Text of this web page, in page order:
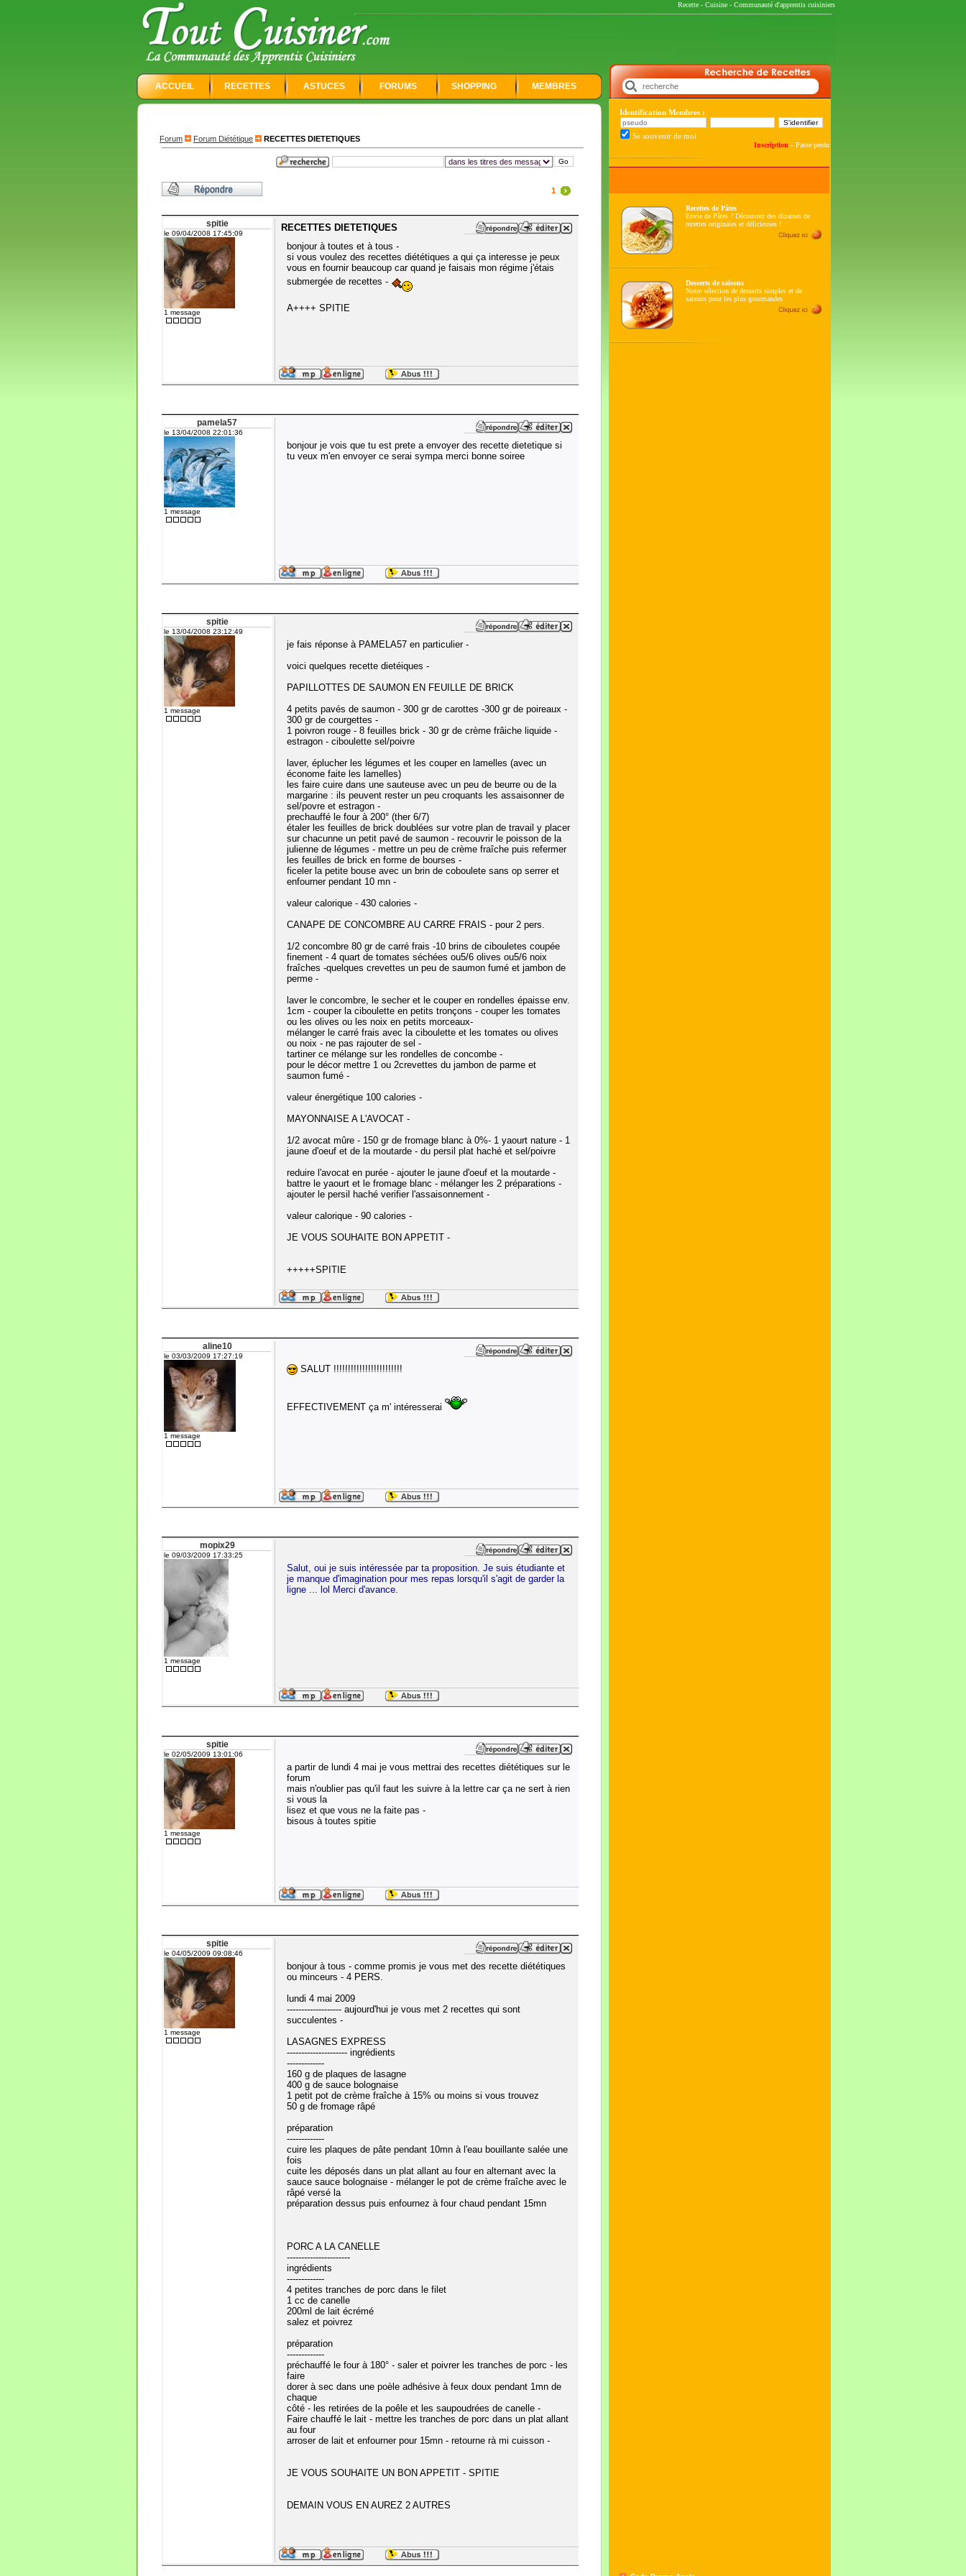
Recette - Cuisine - Communauté d'apprentis cuisiniers
ACCUEIL RECETTES ASTUCES FORUMS SHOPPING MEMBRES
Identification Membres :
Se souvenir de moi
Inscription - Passe perdu
Recettes de Pâtes
Envie de Pâtes ? Découvrez des dizaines de
recettes originales et délicieuses !
Desserts de saisons
Notre sélection de desserts simples et de
saisons pour les plus gourmandes
Forum Forum Diététique RECETTES DIETETIQUES
1
spitie
le 09/04/2008 17:45:09
1 message
RECETTES DIETETIQUES
bonjour à toutes et à tous -
si vous voulez des recettes diététiques a qui ça interesse je peux
vous en fournir beaucoup car quand je faisais mon régime j'étais
submergée de recettes -
A++++ SPITIE
pamela57
le 13/04/2008 22:01:36
1 message
bonjour je vois que tu est prete a envoyer des recette dietetique si
tu veux m'en envoyer ce serai sympa merci bonne soiree
spitie
le 13/04/2008 23:12:49
1 message
je fais réponse à PAMELA57 en particulier -
voici quelques recette dietéiques -
PAPILLOTTES DE SAUMON EN FEUILLE DE BRICK
4 petits pavés de saumon - 300 gr de carottes -300 gr de poireaux -
300 gr de courgettes -
1 poivron rouge - 8 feuilles brick - 30 gr de crème frâiche liquide -
estragon - ciboulette sel/poivre
laver, éplucher les légumes et les couper en lamelles (avec un
économe faite les lamelles)
les faire cuire dans une sauteuse avec un peu de beurre ou de la
margarine : ils peuvent rester un peu croquants les assaisonner de
sel/povre et estragon -
prechauffé le four à 200° (ther 6/7)
étaler les feuilles de brick doublées sur votre plan de travail y placer
sur chacunne un petit pavé de saumon - recouvrir le poisson de la
julienne de légumes - mettre un peu de crème fraîche puis refermer
les feuilles de brick en forme de bourses -
ficeler la petite bouse avec un brin de coboulete sans op serrer et
enfourner pendant 10 mn -
valeur calorique - 430 calories -
CANAPE DE CONCOMBRE AU CARRE FRAIS - pour 2 pers.
1/2 concombre 80 gr de carré frais -10 brins de cibouletes coupée
finement - 4 quart de tomates séchées ou5/6 olives ou5/6 noix
fraîches -quelques crevettes un peu de saumon fumé et jambon de
perme -
laver le concombre, le secher et le couper en rondelles épaisse env.
1cm - couper la ciboulette en petits tronçons - couper les tomates
ou les olives ou les noix en petits morceaux-
mélanger le carré frais avec la ciboulette et les tomates ou olives
ou noix - ne pas rajouter de sel -
tartiner ce mélange sur les rondelles de concombe -
pour le décor mettre 1 ou 2crevettes du jambon de parme et
saumon fumé -
valeur énergétique 100 calories -
MAYONNAISE A L'AVOCAT -
1/2 avocat mûre - 150 gr de fromage blanc à 0%- 1 yaourt nature - 1
jaune d'oeuf et de la moutarde - du persil plat haché et sel/poivre
reduire l'avocat en purée - ajouter le jaune d'oeuf et la moutarde -
battre le yaourt et le fromage blanc - mélanger les 2 préparations -
ajouter le persil haché verifier l'assaisonnement -
valeur calorique - 90 calories -
JE VOUS SOUHAITE BON APPETIT -
+++++SPITIE
aline10
le 03/03/2009 17:27:19
1 message
SALUT !!!!!!!!!!!!!!!!!!!!!!!!
EFFECTIVEMENT ça m' intéresserai
mopix29
le 09/03/2009 17:33:25
1 message
Salut, oui je suis intéressée par ta proposition. Je suis étudiante et
je manque d'imagination pour mes repas lorsqu'il s'agit de garder la
ligne ... lol Merci d'avance.
spitie
le 02/05/2009 13:01:06
1 message
a partir de lundi 4 mai je vous mettrai des recettes diététiques sur le
forum
mais n'oublier pas qu'il faut les suivre à la lettre car ça ne sert à rien
si vous la
lisez et que vous ne la faite pas -
bisous à toutes spitie
spitie
le 04/05/2009 09:08:46
1 message
bonjour à tous - comme promis je vous met des recette diététiques
ou minceurs - 4 PERS.
lundi 4 mai 2009
------------------- aujourd'hui je vous met 2 recettes qui sont
succulentes -
LASAGNES EXPRESS
--------------------- ingrédients
-------------
160 g de plaques de lasagne
400 g de sauce bolognaise
1 petit pot de crème fraîche à 15% ou moins si vous trouvez
50 g de fromage râpé
préparation
-------------
cuire les plaques de pâte pendant 10mn à l'eau bouillante salée une
fois
cuite les déposés dans un plat allant au four en alternant avec la
sauce sauce bolognaise - mélanger le pot de crème fraîche avec le
râpé versé la
préparation dessus puis enfournez à four chaud pendant 15mn
PORC A LA CANELLE
----------------------
ingrédients
-------------
4 petites tranches de porc dans le filet
1 cc de canelle
200ml de lait écrémé
salez et poivrez
préparation
-------------
préchauffé le four à 180° - saler et poivrer les tranches de porc - les
faire
dorer à sec dans une poèle adhésive à feux doux pendant 1mn de
chaque
côté - les retirées de la poêle et les saupoudrées de canelle -
Faire chauffé le lait - mettre les tranches de porc dans un plat allant
au four
arroser de lait et enfourner pour 15mn - retourne rà mi cuisson -
JE VOUS SOUHAITE UN BON APPETIT - SPITIE
DEMAIN VOUS EN AUREZ 2 AUTRES